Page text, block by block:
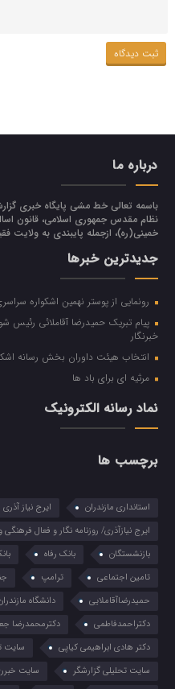
درباره ما
باسمه تعالی خط مشی پایگاه خبری
نظام مقدس جمهوري اسلامي، قانون
خميني(ره)، ازجمله پایبندی به ولايت
جدیدترین خبرها
رونمایی از پوستر نهمین اشکواره
پیام تبریک حمیدرضا آقاملائی رئیس
خبرنگار
انتخاب هیئت داوران بخش رسانه
مرثیه ای برای باد ها
نماد رسانه الکترونیک
برچسب ها
استانداری مازندران ایرج نیاز آذری
ایرج نیازآذری/ روزنامه نگار و فعال
بازنشستگان
بانک رفاه
تامین اجتماعی
ترامپ
حمیدرضاآقاملایی
دانشگاه
دکتراحمدفاطمی
دکترمحمدرضا
دکتر هادی ابراهیمی کیاپی
سایت
سایت تحلیلی گزارشگر
سایت